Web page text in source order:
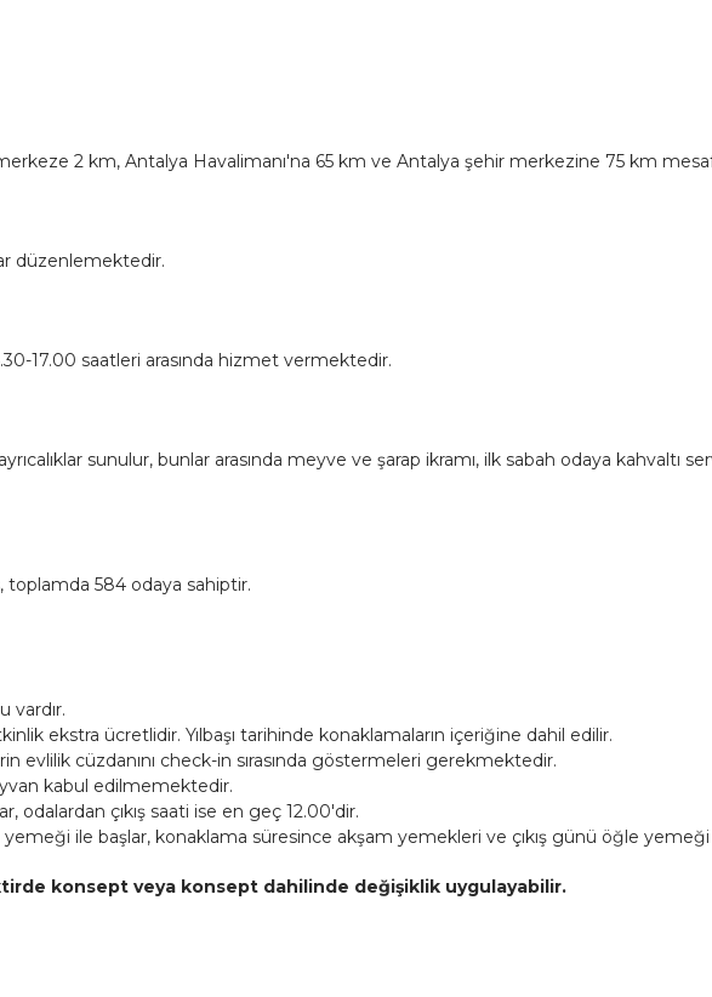
2 km, Antalya Havalimanı'na 65 km ve Antalya şehir merkezine 75 km
düzenlemektedir.
17.00 saatleri arasında hizmet vermektedir.
sunulur, bunlar arasında meyve ve şarap ikramı, ilk sabah odaya kahvaltı
toplamda 584 odaya sahiptir.
vardır.
ekstra ücretlidir. Yılbaşı tarihinde konaklamaların içeriğine dahil edilir.
evlilik cüzdanını check-in sırasında göstermeleri gerekmektedir.
kabul edilmemektedir.
odalardan çıkış saati ise en geç 12.00'dir.
ile başlar, konaklama süresince akşam yemekleri ve çıkış günü öğle yemeği
konsept veya konsept dahilinde değişiklik uygulayabilir.